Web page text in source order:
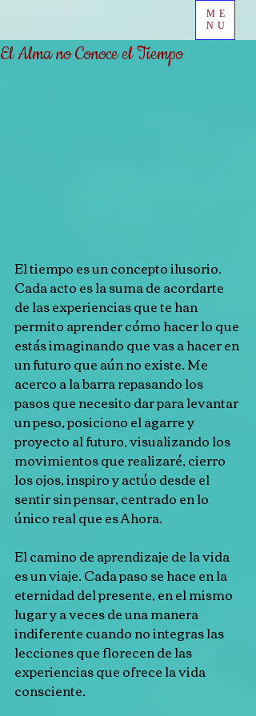
ME
NU
El Alma no Conoce el Tiempo
El tiempo es un concepto ilusorio.
Cada acto es la suma de acordarte
de las experiencias que te han
permito aprender cómo hacer lo que
estás imaginando que vas a hacer en
un futuro que aún no existe. Me
acerco a la barra repasando los
pasos que necesito dar para levantar
un peso, posiciono el agarre y
proyecto al futuro, visualizando los
movimientos que realizaré, cierro
los ojos, inspiro y actúo desde el
sentir sin pensar, centrado en lo
único real que es Ahora.
El camino de aprendizaje de la vida
es un viaje. Cada paso se hace en la
eternidad del presente, en el mismo
lugar y a veces de una manera
indiferente cuando no integras las
lecciones que florecen de las
experiencias que ofrece la vida
consciente.